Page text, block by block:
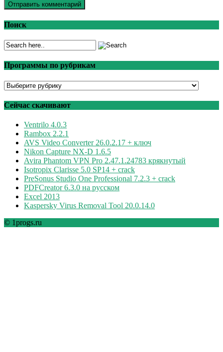
Поиск
Программы по рубрикам
Программы
рубрикам
Сейчас скачивают
Ventrilo 4.0.3
Rambox 2.2.1
AVS Video Converter 26.0.2.17 + ключ
Nikon Capture NX-D 1.6.5
Avira Phantom VPN Pro 2.47.1.24783 крякнутый
Isotropix Clarisse 5.0 SP14 + crack
PreSonus Studio One Professional 7.2.3 + crack
PDFCreator 6.3.0 на русском
Excel 2013
Kaspersky Virus Removal Tool 20.0.14.0
© 1progs.ru